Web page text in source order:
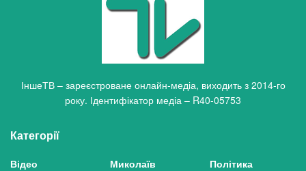
ІншеТВ – зареєстроване онлайн-медіа, виходить з 2014-го
року. Ідентифікатор медіа – R40-05753
Категорії
Відео
Миколаїв
Політика